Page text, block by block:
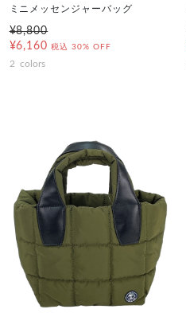
ミニメッセンジャーバッグ
¥8,800
¥6,160 税込 30% OFF
2 colors